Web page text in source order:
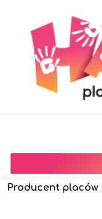
Producent placów